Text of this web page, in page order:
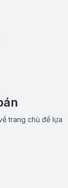
trang chủ để lựa